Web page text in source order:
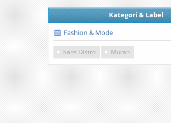
Kategori & Label
Fashion & Mode
Kaos Distro Murah